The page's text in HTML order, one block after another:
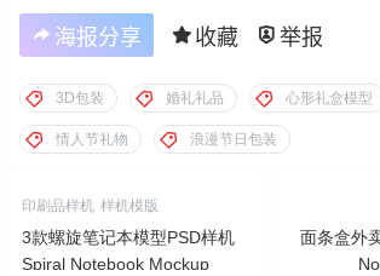
海报分享 收藏 举报
3D包装 婚礼礼品 心形礼盒模型
情人节礼物 浪漫节日包装
印刷品样机 样机模版
3款螺旋笔记本模型PSD样机
Spiral Notebook Mockup
面条盒外